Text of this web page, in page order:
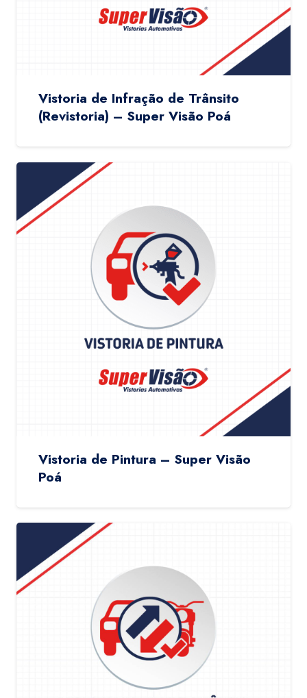
Vistoria de Infração de Trânsito
(Revistoria) – Super Visão Poá
Vistoria de Pintura – Super Visão
Poá